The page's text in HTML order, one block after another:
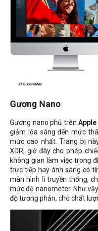
Gương Nano
Gương nano phủ trên
giảm lóa sáng đến mức
mức cao nhất. Trang bị
XDR, giờ đây cho phép
không gian làm việc trong
trực tiếp hay ánh sáng có
màn hình lì truyền thống,
mức độ nanometer. Như
độ tương phản, cho chất